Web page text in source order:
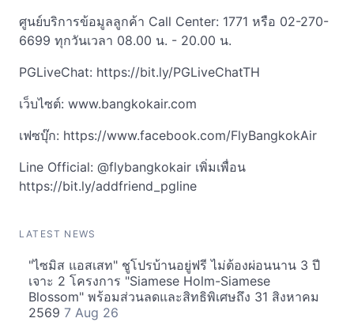
ศูนย์บริการข้อมูลลูกค้า Call Center: 1771 หรือ 02-270-
6699 ทุกวันเวลา 08.00 น. - 20.00 น.
PGLiveChat: https://bit.ly/PGLiveChatTH
เว็บไซต์: www.bangkokair.com
เฟซบุ๊ก: https://www.facebook.com/FlyBangkokAir
Line Official: @flybangkokair เพิ่มเพื่อน
https://bit.ly/addfriend_pgline
LATEST NEWS
"ไซมิส แอสเสท" ชูโปรบ้านอยู่ฟรี ไม่ต้องผ่อนนาน 3 ปี
เจาะ 2 โครงการ "Siamese Holm-Siamese
Blossom" พร้อมส่วนลดและสิทธิพิเศษถึง 31 สิงหาคม
2569 7 Aug 26